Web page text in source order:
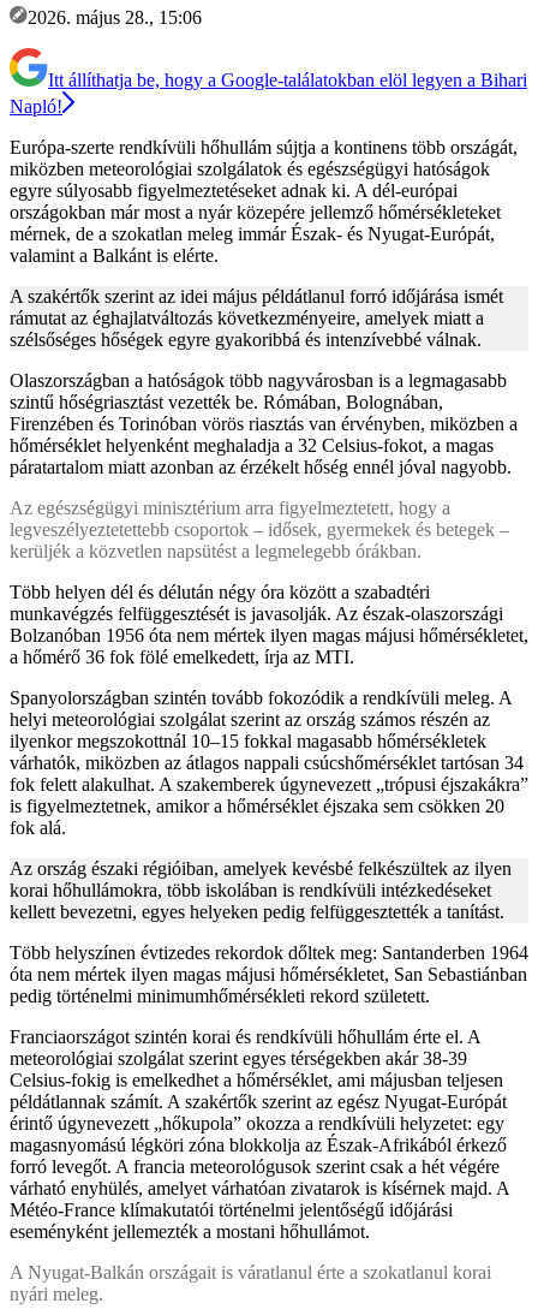
2026. május 28., 15:06
Itt állíthatja be, hogy a Google-találatokban elöl legyen a Bihari
Napló!
Európa-szerte rendkívüli hőhullám sújtja a kontinens több országát,
miközben meteorológiai szolgálatok és egészségügyi hatóságok
egyre súlyosabb figyelmeztetéseket adnak ki. A dél-európai
országokban már most a nyár közepére jellemző hőmérsékleteket
mérnek, de a szokatlan meleg immár Észak- és Nyugat-Európát,
valamint a Balkánt is elérte.
A szakértők szerint az idei május példátlanul forró időjárása ismét
rámutat az éghajlatváltozás következményeire, amelyek miatt a
szélsőséges hőségek egyre gyakoribbá és intenzívebbé válnak.
Olaszországban a hatóságok több nagyvárosban is a legmagasabb
szintű hőségriasztást vezették be. Rómában, Bolognában,
Firenzében és Torinóban vörös riasztás van érvényben, miközben a
hőmérséklet helyenként meghaladja a 32 Celsius-fokot, a magas
páratartalom miatt azonban az érzékelt hőség ennél jóval nagyobb.
Az egészségügyi minisztérium arra figyelmeztetett, hogy a
legveszélyeztetettebb csoportok – idősek, gyermekek és betegek –
kerüljék a közvetlen napsütést a legmelegebb órákban.
Több helyen dél és délután négy óra között a szabadtéri
munkavégzés felfüggesztését is javasolják. Az észak-olaszországi
Bolzanóban 1956 óta nem mértek ilyen magas májusi hőmérsékletet,
a hőmérő 36 fok fölé emelkedett, írja az MTI.
Spanyolországban szintén tovább fokozódik a rendkívüli meleg. A
helyi meteorológiai szolgálat szerint az ország számos részén az
ilyenkor megszokottnál 10–15 fokkal magasabb hőmérsékletek
várhatók, miközben az átlagos nappali csúcshőmérséklet tartósan 34
fok felett alakulhat. A szakemberek úgynevezett „trópusi éjszakákra”
is figyelmeztetnek, amikor a hőmérséklet éjszaka sem csökken 20
fok alá.
Az ország északi régióiban, amelyek kevésbé felkészültek az ilyen
korai hőhullámokra, több iskolában is rendkívüli intézkedéseket
kellett bevezetni, egyes helyeken pedig felfüggesztették a tanítást.
Több helyszínen évtizedes rekordok dőltek meg: Santanderben 1964
óta nem mértek ilyen magas májusi hőmérsékletet, San Sebastiánban
pedig történelmi minimumhőmérsékleti rekord született.
Franciaországot szintén korai és rendkívüli hőhullám érte el. A
meteorológiai szolgálat szerint egyes térségekben akár 38-39
Celsius-fokig is emelkedhet a hőmérséklet, ami májusban teljesen
példátlannak számít. A szakértők szerint az egész Nyugat-Európát
érintő úgynevezett „hőkupola” okozza a rendkívüli helyzetet: egy
magasnyomású légköri zóna blokkolja az Észak-Afrikából érkező
forró levegőt. A francia meteorológusok szerint csak a hét végére
várható enyhülés, amelyet várhatóan zivatarok is kísérnek majd. A
Météo-France klímakutatói történelmi jelentőségű időjárási
eseményként jellemezték a mostani hőhullámot.
A Nyugat-Balkán országait is váratlanul érte a szokatlanul korai
nyári meleg.